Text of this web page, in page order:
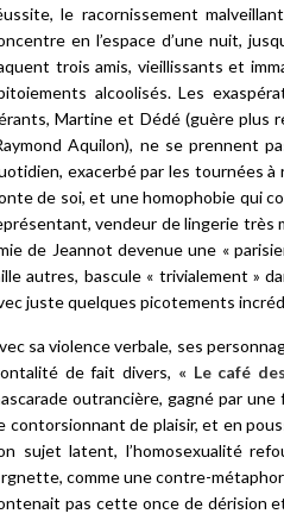
le racornissement
en l’espace d’une nuit,
trois amis, vieillissants et
alcoolisés. Les
Martine et Dédé (guère plus
Aquilon), ne se prennent
exacerbé par les tournées
de soi, et une homophobie qui
vendeur de lingerie très
de Jeannot devenue une «
autres, bascule « trivialement »
juste quelques picotements
sa violence verbale, ses
de fait divers, « Le café
outrancière, gagné par
contorsionnant de plaisir, et en
sujet latent, l’homosexualité
comme une contre-
pas cette once de dérision